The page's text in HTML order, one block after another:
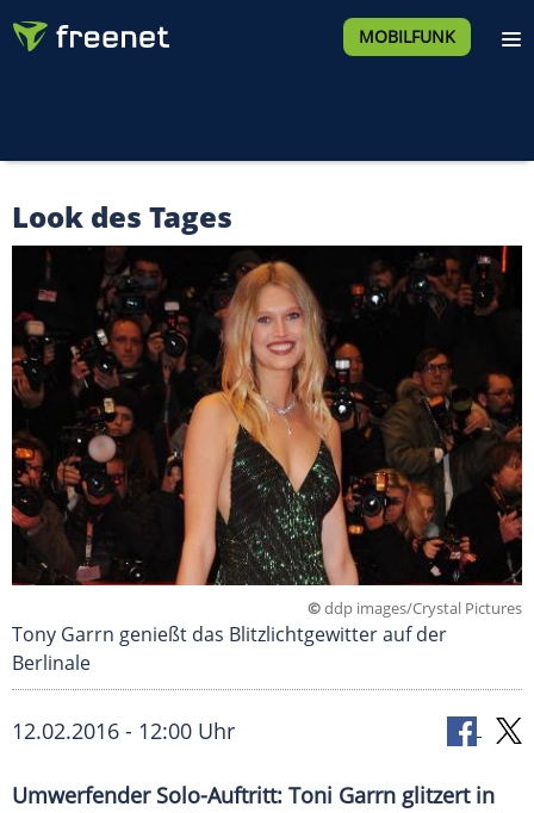
MOBILFUNK
Look des Tages
©ddp images/Crystal Pictures
Tony Garrn genießt das Blitzlichtgewitter auf der
Berlinale
12.02.2016 - 12:00 Uhr
Umwerfender Solo-Auftritt: Toni Garrn glitzert in